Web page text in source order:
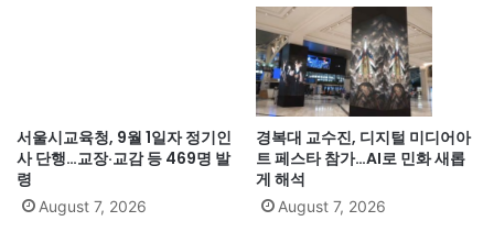
서울시교육청, 9월 1일자 정기인
사 단행…교장·교감 등 469명 발
령
August 7, 2026
경복대 교수진, 디지털 미디어아
트 페스타 참가…AI로 민화 새롭
게 해석
August 7, 2026